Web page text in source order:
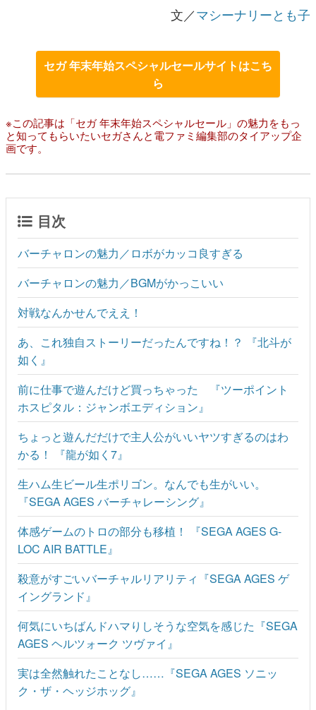
文／マシーナリーとも子
セガ 年末年始スペシャルセールサイトはこち
ら
※この記事は「セガ 年末年始スペシャルセール」の魅力をもっ
と知ってもらいたいセガさんと電ファミ編集部のタイアップ企
画です。
目次
バーチャロンの魅力／ロボがカッコ良すぎる
バーチャロンの魅力／BGMがかっこいい
対戦なんかせんでええ！
あ、これ独自ストーリーだったんですね！？ 『北斗が
如く』
前に仕事で遊んだけど買っちゃった 『ツーポイント
ホスピタル：ジャンボエディション』
ちょっと遊んだだけで主人公がいいヤツすぎるのはわ
かる！ 『龍が如く7』
生ハム生ビール生ポリゴン。なんでも生がいい。
『SEGA AGES バーチャレーシング』
体感ゲームのトロの部分も移植！ 『SEGA AGES G-
LOC AIR BATTLE』
殺意がすごいバーチャルリアリティ『SEGA AGES ゲ
イングランド』
何気にいちばんドハマりしそうな空気を感じた『SEGA
AGES ヘルツォーク ツヴァイ』
実は全然触れたことなし……『SEGA AGES ソニッ
ク・ザ・ヘッジホッグ』